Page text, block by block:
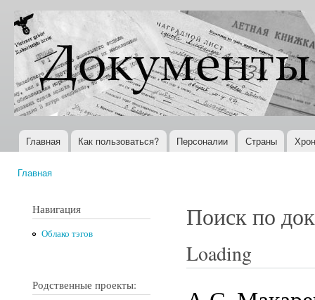
Документы
XX века
Всемирная
история в
Интернете
Главное меню
Главная Как пользоваться? Персоналии Страны
Главная
Навигация
Облако тэгов
Родственные проекты:
Поиск по
Loading